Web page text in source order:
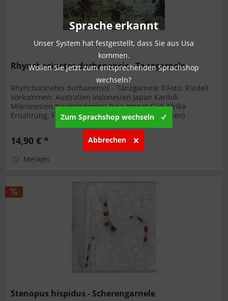
Rhynchocinetes durbanensis - Tanzgarnele
Rhynchocinetes durbanensis - Tanzgarnele ©Foto: Riedell
Vorkommen: Australien Indonesien Japan Karibik
Mikronesien Neukaledonien Raja Ampat Süd-Afrika
Ernährung: Flockenfutter Frostfutter (große Sorten)
Maximale Körpergröße: 3 - 4 cm...
14,90 € *
Merken
Stenopus hispidus - Scherengarnele
Sprache erkannt
Unser System hat festgestellt, dass Sie aus Usa
kommen.
Wollen Sie jetzt zum entsprechenden Sprachshop
wechseln?
Zum Sprachshop wechseln
Abbrechen